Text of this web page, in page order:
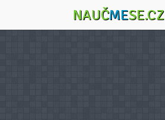
NAUČMESE.CZ